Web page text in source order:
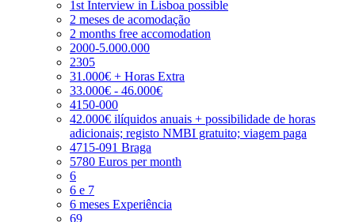
1st Interview in Lisboa possible
2 meses de acomodação
2 months free accomodation
2000-5.000.000
2305
31.000€ + Horas Extra
33.000€ - 46.000€
4150-000
42.000€ ilíquidos anuais + possibilidade de horas
adicionais; registo NMBI gratuito; viagem paga
4715-091 Braga
5780 Euros per month
6
6 e 7
6 meses Experiência
69